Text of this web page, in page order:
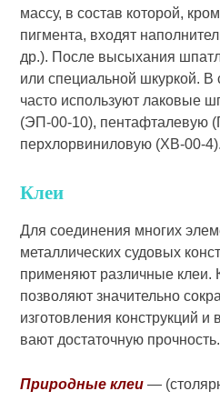
массу, в состав которой,
пигмента, вхо­дят
др.). После высыхания
или специальной шкуркой. В
часто используют лаковые
(ЭП-00-10), пентафталевую
перхлорвиниловую (ХВ-00-4).
Клеи
Для соединения многих
металлических судовых
применяют различные клеи.
позволяют значительно
изготовления конст­рукций
вают достаточную прочность.
Природные клеи —